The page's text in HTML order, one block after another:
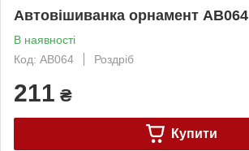
Автовішиванка орнамент АВ064
В наявності
Код: АВ064
Роздріб
211 ₴
Купити